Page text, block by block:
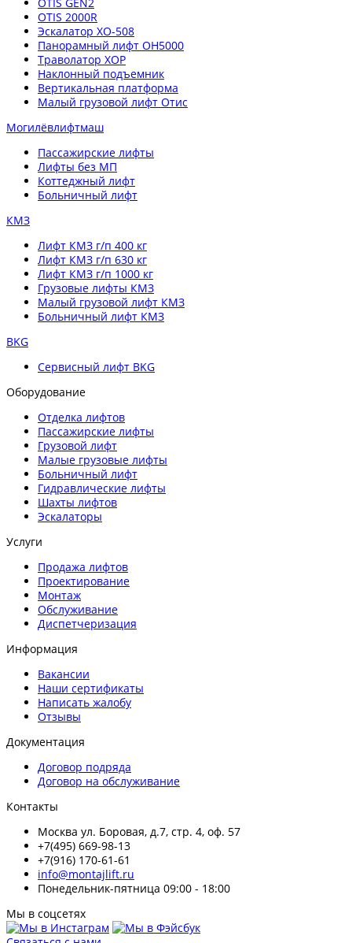
OTIS 2000R
Эскалатор XO-508
Панорамный лифт OH5000
Траволатор XOP
Наклонный подъемник
Вертикальная платформа
Малый грузовой лифт Отис
Могилёвлифтмаш
Пассажирские лифты
Лифты без МП
Коттеджный лифт
Больничный лифт
КМЗ
Лифт КМЗ г/п 400 кг
Лифт КМЗ г/п 630 кг
Лифт КМЗ г/п 1000 кг
Грузовые лифты КМЗ
Малый грузовой лифт КМЗ
Больничный лифт КМЗ
BKG
Сервисный лифт BKG
Оборудование
Отделка лифтов
Пассажирские лифты
Грузовой лифт
Малые грузовые лифты
Больничный лифт
Гидравлические лифты
Шахты лифтов
Эскалаторы
Услуги
Продажа лифтов
Проектирование
Монтаж
Обслуживание
Диспетчеризация
Информация
Вакансии
Наши сертификаты
Написать жалобу
Отзывы
Документация
Договор подряда
Договор на обслуживание
Контакты
Москва ул. Боровая, д.7, стр. 4, оф. 57
+7(495) 669-98-13
+7(916) 170-61-61
info@montajlift.ru
Понедельник-пятница 09:00 - 18:00
Мы в соцсетях